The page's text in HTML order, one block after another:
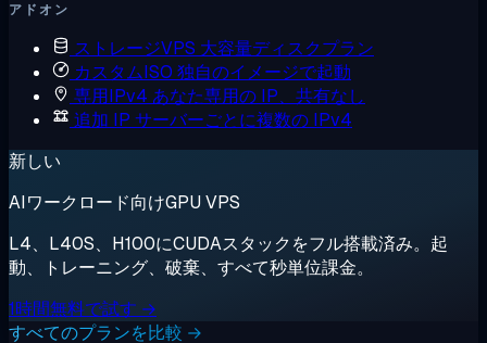
アドオン
ストレージVPS 大容量ディスクプラン
カスタムISO 独自のイメージで起動
専用IPv4 あなた専用の IP、共有なし
追加 IP サーバーごとに複数の IPv4
新しい
AIワークロード向けGPU VPS
L4、L40S、H100にCUDAスタックをフル搭載済み。起
動、トレーニング、破棄、すべて秒単位課金。
1時間無料で試す →
すべてのプランを比較 →